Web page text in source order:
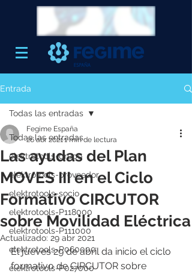
Entrada
Todas las entradas
elektrotools-grupo
elektrotools-proveedor
elektrotools-socio
elektrotools-P118000
elektrotools-P111000
elektrotools-P060000
elektrotools-P027000
Todas las entradas
Las ayudas del Plan
MOVES III en el Ciclo
Formativo CIRCUTOR
sobre Movilidad Eléctrica
Fegime España
26 abr 20211 min de lectura
Actualizado: 29 abr 2021
El jueves 29 de abril da inicio el ciclo
formativo de CIRCUTOR sobre